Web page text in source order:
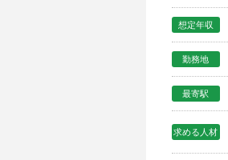
想定年収
勤務地
最寄駅
求める人材